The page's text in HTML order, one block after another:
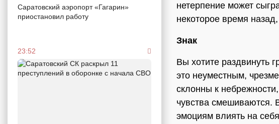
Саратовский аэропорт «Гагарин»
приостановил работу
23:52
нетерпение может
некоторое время
Знак
Вы хотите раздвинуть
это неуместным,
склонны к
чувства смешиваются.
эмоциям влиять на